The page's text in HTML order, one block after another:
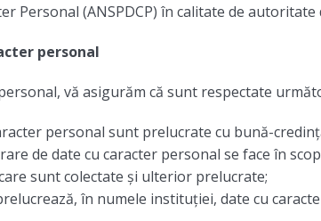
Personal (ANSPDCP) în calitate de
personal
vă asigurăm că sunt respectate
personal sunt prelucrate cu bună-
de date cu caracter personal se face în
sunt colectate şi ulterior prelucrate;
în numele instituției, date cu